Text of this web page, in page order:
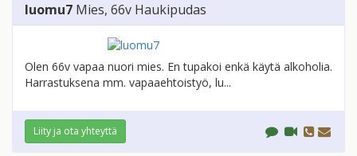
luomu7 Mies, 66v Haukipudas
Olen 66v vapaa nuori mies. En tupakoi enkä käytä alkoholia.
Harrastuksena mm. vapaaehtoistyö, lu...
Liity ja ota yhteyttä